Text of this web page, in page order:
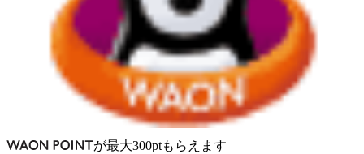
が最大300ptもらえます